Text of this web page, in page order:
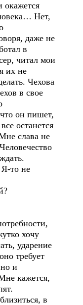
окажется
Нет,
даже не
в
читал мои
их не
Чехова
в свое
он пишет,
останется
слава не
Я-то не
хочу
ударение
требует
и
кажется,
в